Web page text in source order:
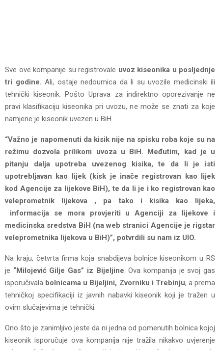
Sve ove kompanije su registrovale uvoz kiseonika u posljednje
tri godine. Ali, ostaje nedoumica da li su uvozile medicinski ili
tehnički kiseonik. Pošto Uprava za indirektno oporezivanje ne
pravi klasifikaciju kiseonika pri uvozu, ne može se znati za koje
namjene je kiseonik uvezen u BiH.
“Važno je napomenuti da kisik nije na spisku roba koje su na
režimu dozvola prilikom uvoza u BiH. Međutim, kad je u
pitanju dalja upotreba uvezenog kisika, te da li je isti
upotrebljavan kao lijek (kisk je inače registrovan kao lijek
kod Agencije za lijekove BiH), te da li je i ko registrovan kao
veleprometnik lijekova , pa tako i kisika kao lijeka,
informacija se mora provjeriti u Agenciji za lijekove i
medicinska sredstva BiH (na web stranici Agencije je rigstar
veleprometnika lijekova u BiH)”, potvrdili su nam iz UIO.
Na kraju, četvrta firma koja snabdijeva bolnice kiseonikom u RS
je “Milojević Gilje Gas” iz Bijeljine. Ova kompanija je svoj gas
isporučivala bolnicama u Bijeljini, Zvorniku i Trebinju, a prema
tehničkoj specifikaciji iz javnih nabavki kiseonik koji je tražen u
ovim slučajevima je tehnički.
Ono što je zanimljivo jeste da ni jedna od pomenutih bolnica kojoj
kiseonik isporučuje ova kompanija nije tražila nikakvo uvjerenje